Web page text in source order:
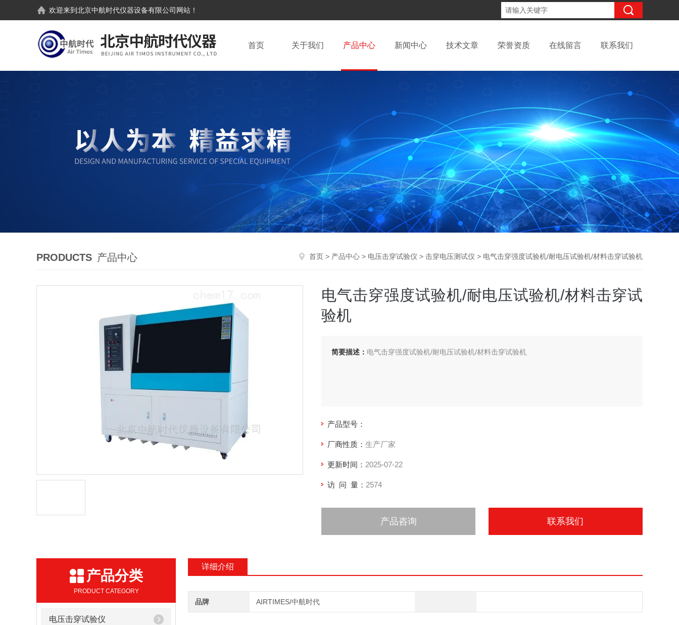
欢迎来到北京中航时代仪器设备有限公司 网站！
首页 关于我们 产品中心 新闻中心 技术文章 荣誉资质 在线留言 联系我们
PRODUCTS 产品中心 首页 > 产品中心 > 电压击穿试验仪 > 击穿电压测试仪 > 电气击穿强度试验机/耐电压试验机/材料击穿试验机
电气击穿强度试验机/耐电压试验机/材料击穿试
验机
简要描述： 电气击穿强度试验机/耐电压试验机/材料击穿试验机
产品型号：
厂商性质： 生产厂家
更新时间： 2025-07-22
访 问 量： 2574
产品咨询 联系我们
产品分类
PRODUCT CATEGORY
电压击穿试验仪
详细介绍
品牌 AIRTIMES/中航时代